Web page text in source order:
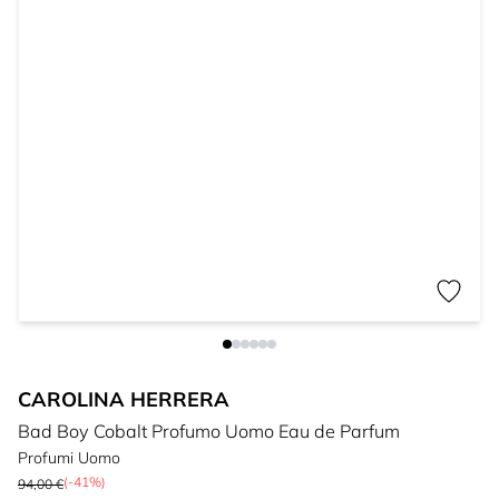
CAROLINA HERRERA
Bad Boy Cobalt Profumo Uomo Eau de Parfum
Profumi Uomo
94,00 €(-41%)